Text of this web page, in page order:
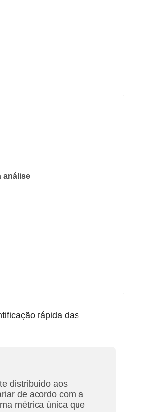
análise
rápida das
distribuído aos
de acordo com a
métrica única que